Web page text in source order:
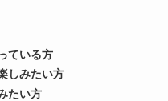
ている方
しみたい方
たい方